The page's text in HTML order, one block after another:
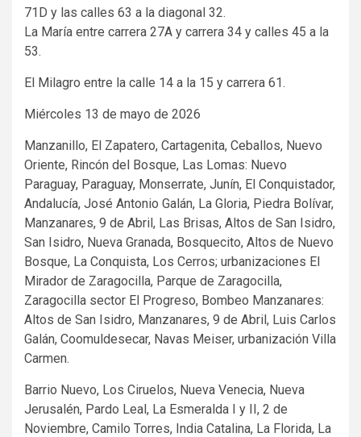
71D y las calles 63 a la diagonal 32.
La María entre carrera 27A y carrera 34 y calles 45 a la
53.
El Milagro entre la calle 14 a la 15 y carrera 61.
Miércoles 13 de mayo de 2026
Manzanillo, El Zapatero, Cartagenita, Ceballos, Nuevo
Oriente, Rincón del Bosque, Las Lomas: Nuevo
Paraguay, Paraguay, Monserrate, Junín, El Conquistador,
Andalucía, José Antonio Galán, La Gloria, Piedra Bolívar,
Manzanares, 9 de Abril, Las Brisas, Altos de San Isidro,
San Isidro, Nueva Granada, Bosquecito, Altos de Nuevo
Bosque, La Conquista, Los Cerros; urbanizaciones El
Mirador de Zaragocilla, Parque de Zaragocilla,
Zaragocilla sector El Progreso, Bombeo Manzanares:
Altos de San Isidro, Manzanares, 9 de Abril, Luis Carlos
Galán, Coomuldesecar, Navas Meiser, urbanización Villa
Carmen.
Barrio Nuevo, Los Ciruelos, Nueva Venecia, Nueva
Jerusalén, Pardo Leal, La Esmeralda I y II, 2 de
Noviembre, Camilo Torres, India Catalina, La Florida, La